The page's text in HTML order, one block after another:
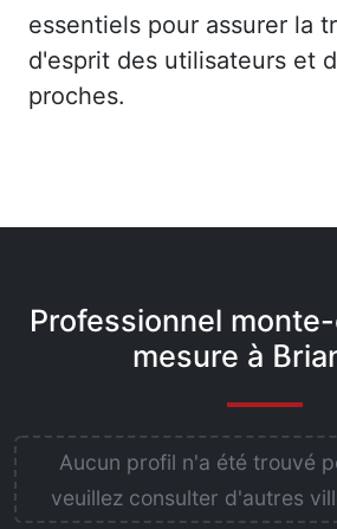
essentiels pour assurer la
d'esprit des utilisateurs et
proches.
Professionnel
mesure à
Aucun profil n'a été trouvé
veuillez consulter d'autres